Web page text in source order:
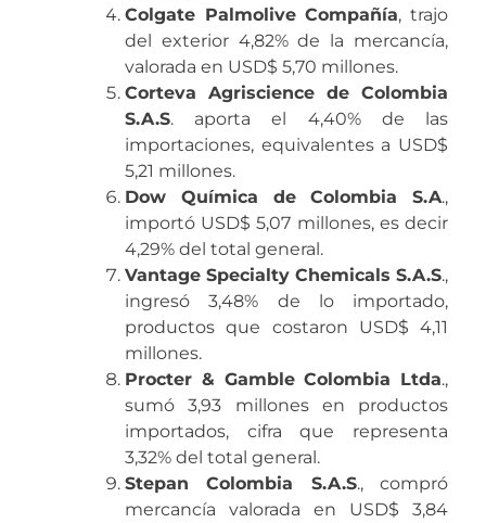
Colgate Palmolive Compañía, trajo
del exterior 4,82% de la mercancía,
valorada en USD$ 5,70 millones.
Corteva Agriscience de Colombia
S.A.S. aporta el 4,40% de las
importaciones, equivalentes a USD$
5,21 millones.
Dow Química de Colombia S.A.,
importó USD$ 5,07 millones, es decir
4,29% del total general.
Vantage Specialty Chemicals S.A.S.,
ingresó 3,48% de lo importado,
productos que costaron USD$ 4,11
millones.
Procter & Gamble Colombia Ltda.,
sumó 3,93 millones en productos
importados, cifra que representa
3,32% del total general.
Stepan Colombia S.A.S., compró
mercancía valorada en USD$ 3,84